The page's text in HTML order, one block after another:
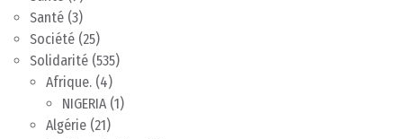
Santé (3)
Société (25)
Solidarité (535)
Afrique. (4)
NIGERIA(1)
Algérie (21)